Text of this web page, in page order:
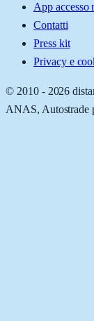
App accesso
Contatti
Press kit
Privacy e
© 2010 - 2026
ANAS, Autostrade